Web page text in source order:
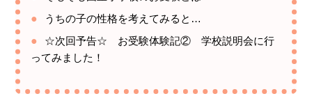
うちの子の性格を考えてみると…
☆次回予告☆ お受験体験記② 学校説明会に行
ってみました！